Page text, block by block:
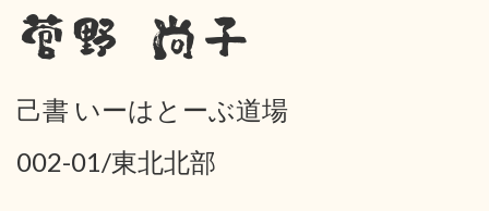
菅野 尚子
己書 いーはとーぶ道場
002-01/東北北部